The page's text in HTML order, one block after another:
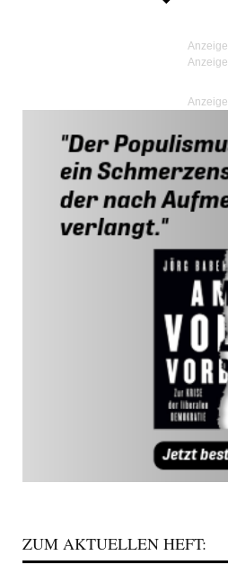
Anzeige
ZUM AKTUELLEN HEFT: